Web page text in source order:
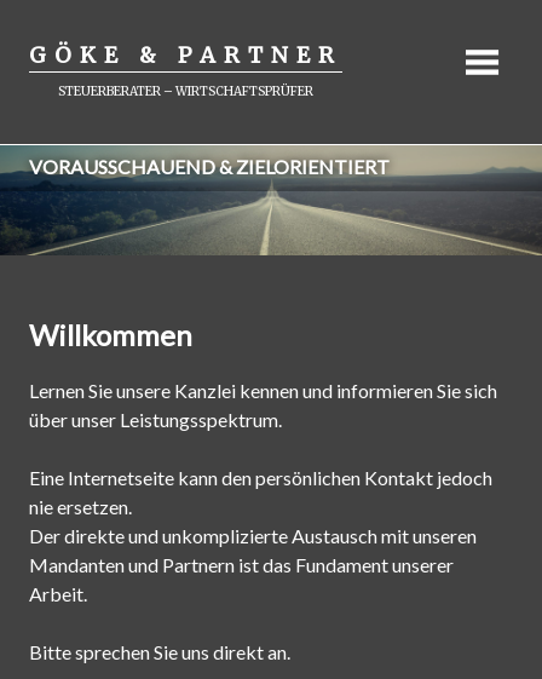
Zum
Inhalt
springen
GÖKE & PARTNER
STEUERBERATER – WIRTSCHAFTSPRÜFER
VORAUSSCHAUEND & ZIELORIENTIERT
Willkommen
Lernen Sie unsere Kanzlei kennen und informieren Sie sich
über unser Leistungsspektrum.
Eine Internetseite kann den persönlichen Kontakt jedoch
nie ersetzen.
Der direkte und unkomplizierte Austausch mit unseren
Mandanten und Partnern ist das Fundament unserer
Arbeit.
Bitte sprechen Sie uns direkt an.